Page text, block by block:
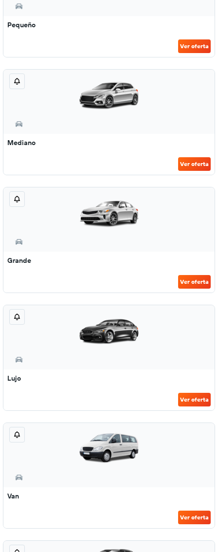
Pequeño
Ver oferta
Mediano
Ver oferta
Grande
Ver oferta
Lujo
Ver oferta
Van
Ver oferta